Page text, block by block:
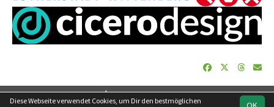
soccero.de
Diese Webseite verwendet Cookies, um Dir den bestmöglichen